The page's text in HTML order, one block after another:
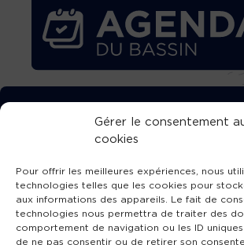
Gérer le consentement
cookies
Pour offrir les meilleures expériences, nous
technologies telles que les cookies pour
aux informations des appareils. Le fait de
technologies nous permettra de traiter des
comportement de navigation ou les ID
de ne pas consentir ou de retirer son
TÉLÉCHARGEZ
L’APPLICATION
SUIVEZ-NOUS !